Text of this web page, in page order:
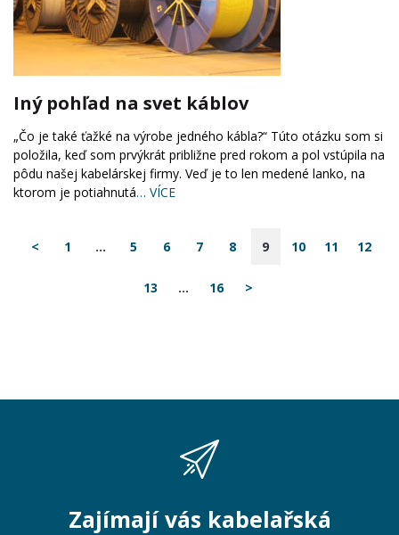
Iný pohľad na svet káblov
„Čo je také ťažké na výrobe jedného kábla?“ Túto otázku som si
položila, keď som prvýkrát približne pred rokom a pol vstúpila na
pôdu našej kabelárskej firmy. Veď je to len medené lanko, na
ktorom je potiahnutá… VÍCE
< 1 ... 5 6 7 8 9 10 11 12
13 ... 16 >
Zajímají vás kabelařská